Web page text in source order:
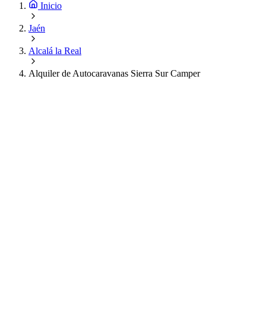
Inicio
Jaén
Alcalá la Real
Alquiler de Autocaravanas Sierra Sur Camper